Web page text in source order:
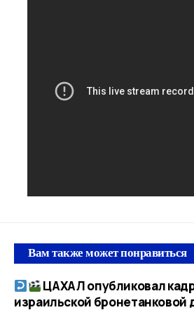
Вам также может понравиться
ЦАХАЛ опубликовал
израильской бронетанковой